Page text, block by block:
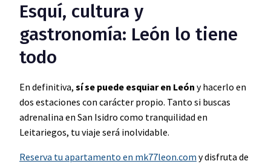
Esquí, cultura y
gastronomía: León lo tiene
todo
En definitiva, sí se puede esquiar en León y hacerlo en
dos estaciones con carácter propio. Tanto si buscas
adrenalina en San Isidro como tranquilidad en
Leitariegos, tu viaje será inolvidable.
Reserva tu apartamento en mk77leon.com y disfruta de